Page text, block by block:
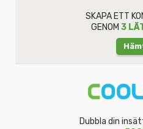
SKAPA ETT
GENOM 3
Dubbla din